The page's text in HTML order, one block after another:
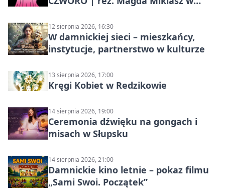
12 sierpnia 2026, 16:30
W damnickiej sieci – mieszkańcy,
instytucje, partnerstwo w kulturze
13 sierpnia 2026, 17:00
Kręgi Kobiet w Redzikowie
14 sierpnia 2026, 19:00
Ceremonia dźwięku na gongach i
misach w Słupsku
14 sierpnia 2026, 21:00
Damnickie kino letnie – pokaz filmu
„Sami Swoi. Początek”